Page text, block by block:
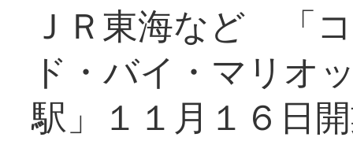
ＪＲ東海など 「
ド・バイ・マリオ
駅」１１月１６日